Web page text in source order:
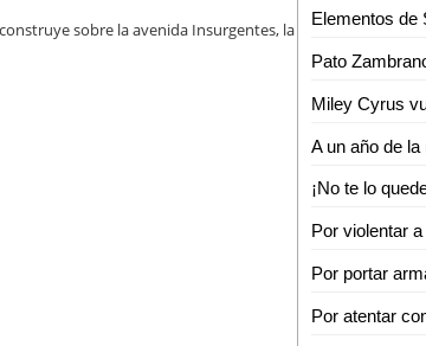
sobre la avenida Insurgentes, la